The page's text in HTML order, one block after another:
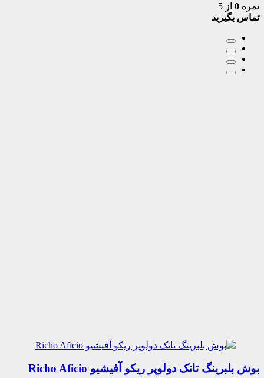
نمره 0 از 5
تماس بگیرید
بوش بلبرینگ تانک دولوپر ریکو آفیشیو Richo Aficio